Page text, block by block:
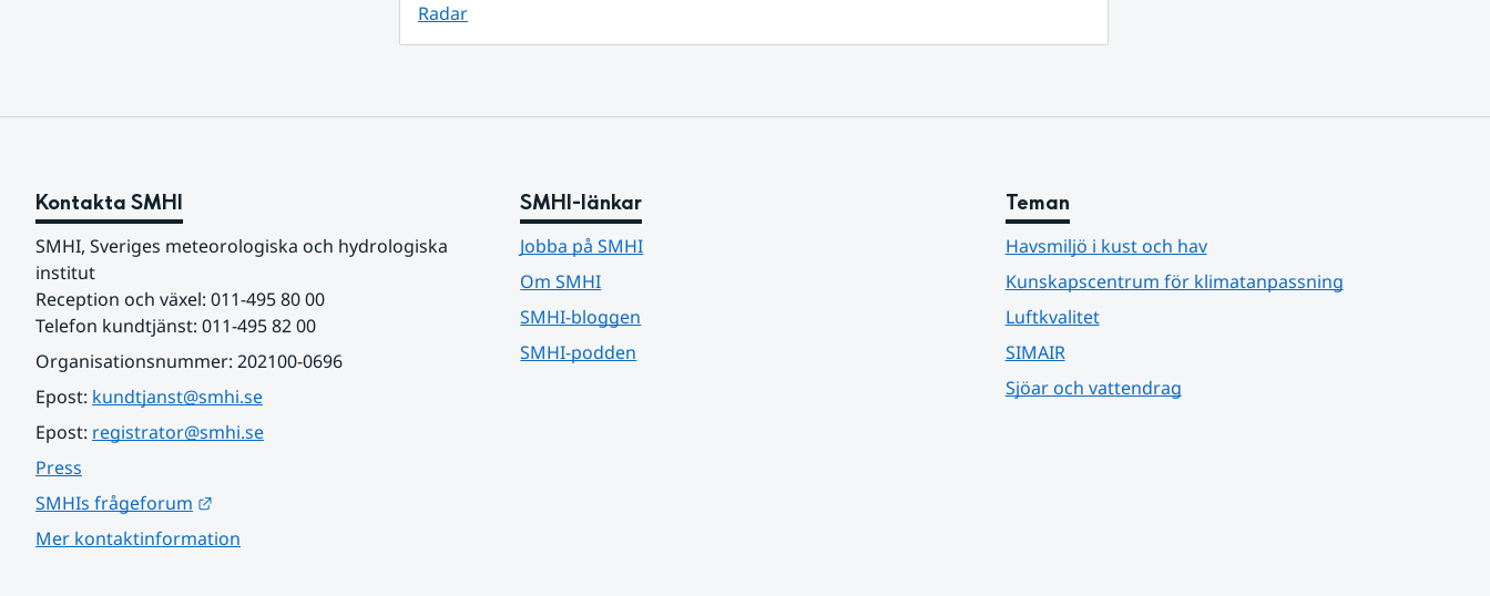
Radar
Kontakta SMHI
SMHI, Sveriges meteorologiska och hydrologiska
institut
Reception och växel: 011-495 80 00
Telefon kundtjänst: 011-495 82 00
Organisationsnummer: 202100-0696
Epost: kundtjanst@smhi.se
Epost: registrator@smhi.se
Press
SMHIs frågeforum
Mer kontaktinformation
SMHI-länkar
Jobba på SMHI
Om SMHI
SMHI-bloggen
SMHI-podden
Teman
Havsmiljö i kust och hav
Kunskapscentrum för klimatanpassning
Luftkvalitet
SIMAIR
Sjöar och vattendrag